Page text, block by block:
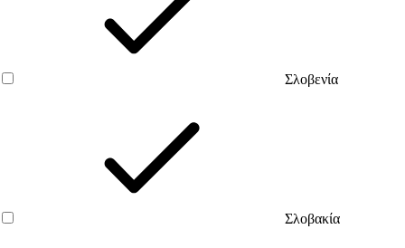
Σλοβενία
Σλοβακία